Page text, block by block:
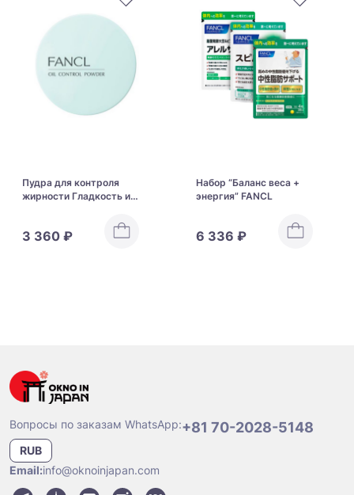
Пудра для контроля
жирности Гладкость и
3 360 ₽
Набор “Баланс веса +
энергия” FANCL
6 336 ₽
Вопросы по заказам WhatsApp:+81 70-2028-5148
RUB
Email:info@oknoinjapan.com